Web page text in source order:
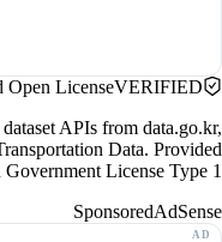
Open LicenseVERIFIED
APIs from data.go.kr,
Data. Provided
License Type 1.
SponsoredAdSense